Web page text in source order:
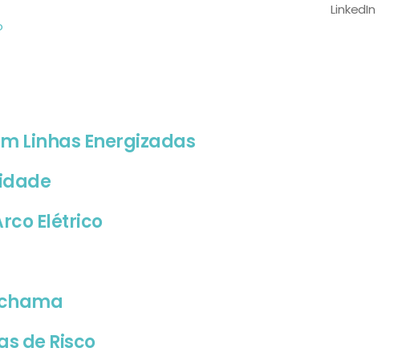
LinkedIn
Linhas Energizadas
Elétrico
de Risco